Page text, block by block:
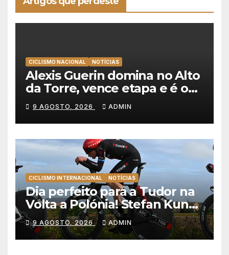
CICLISMO NACIONAL NOTÍCIAS
Alexis Guerin domina no Alto
da Torre, vence etapa e é o
novo líder da Volta a
Portugal 2026!
9 AGOSTO, 2026 ADMIN
CICLISMO INTERNACIONAL NOTÍCIAS
Dia perfeito para a Tudor na
Volta a Polónia! Stefan Kung
vence contra-relógio e Marco
Brenner revira geral a seu
favor
9 AGOSTO, 2026 ADMIN